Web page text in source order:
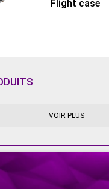
moyenne
Flight case
VOIR PLUS